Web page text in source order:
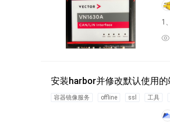
1
安装harbor并修改默认使用的
容器镜像服务 offline ssl 工具